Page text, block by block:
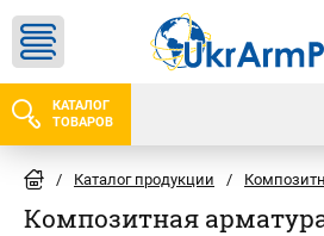
КАТАЛОГ
ТОВАРОВ
/ Каталог продукции /
Композитная